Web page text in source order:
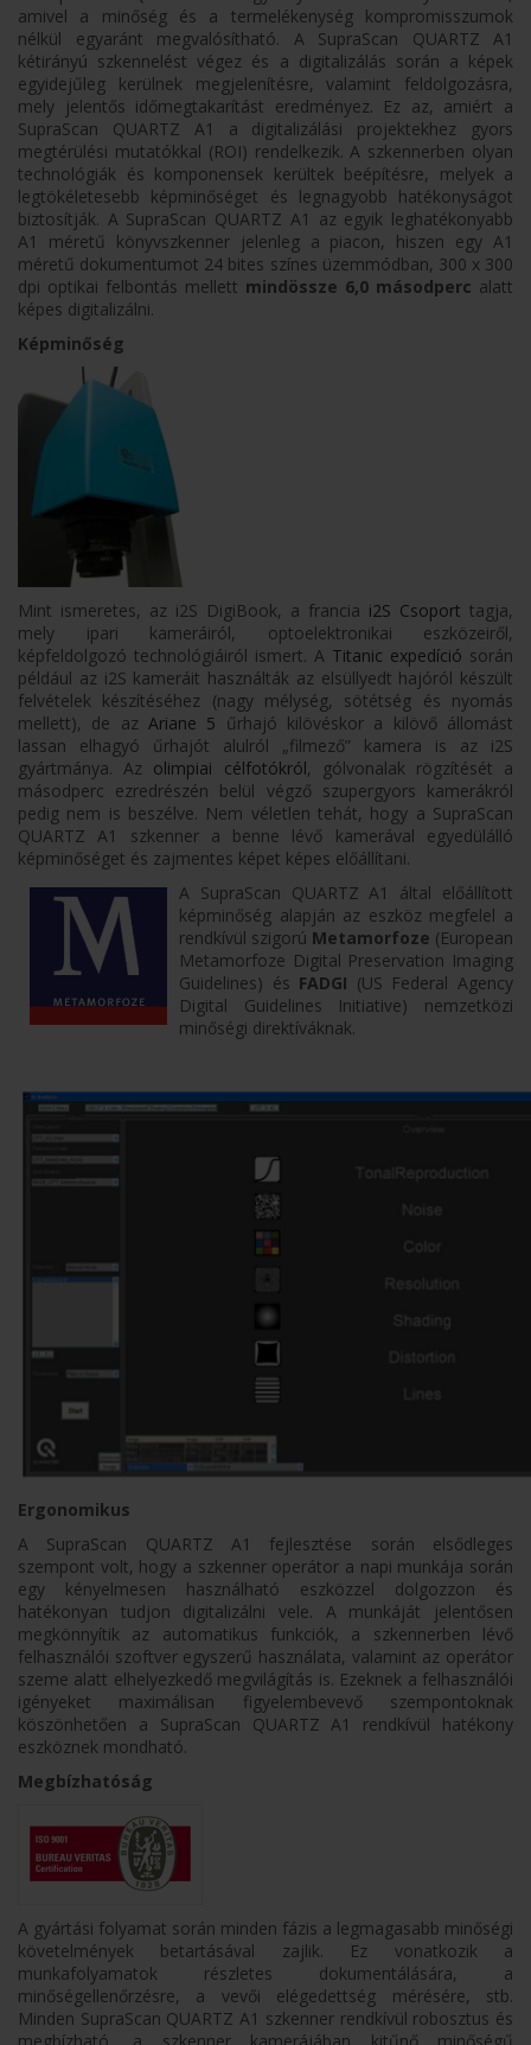
amivel a minőség és a termelékenység kompromisszumok
nélkül egyaránt megvalósítható. A SupraScan QUARTZ A1
kétirányú szkennelést végez és a digitalizálás során a képek
egyidejűleg kerülnek megjelenítésre, valamint feldolgozásra,
mely jelentős időmegtakarítást eredményez. Ez az, amiért a
SupraScan QUARTZ A1 a digitalizálási projektekhez gyors
megtérülési mutatókkal (ROI) rendelkezik. A szkennerben olyan
technológiák és komponensek kerültek beépítésre, melyek a
legtökéletesebb képminőséget és legnagyobb hatékonyságot
biztosítják. A SupraScan QUARTZ A1 az egyik leghatékonyabb
A1 méretű könyvszkenner jelenleg a piacon, hiszen egy A1
méretű dokumentumot 24 bites színes üzemmódban, 300 x 300
dpi optikai felbontás mellett mindössze 6,0 másodperc alatt
képes digitalizálni.
Képminőség
Mint ismeretes, az i2S DigiBook, a francia i2S Csoport tagja,
mely ipari kameráiról, optoelektronikai eszközeiről,
képfeldolgozó technológiáiról ismert. A Titanic expedíció során
például az i2S kameráit használták az elsüllyedt hajóról készült
felvételek készítéséhez (nagy mélység, sötétség és nyomás
mellett), de az Ariane 5 űrhajó kilövéskor a kilövő állomást
lassan elhagyó űrhajót alulról „filmező” kamera is az i2S
gyártmánya. Az olimpiai célfotókról, gólvonalak rögzítését a
másodperc ezredrészén belül végző szupergyors kamerákról
pedig nem is beszélve. Nem véletlen tehát, hogy a SupraScan
QUARTZ A1 szkenner a benne lévő kamerával egyedülálló
képminőséget és zajmentes képet képes előállítani.
A SupraScan QUARTZ A1 által előállított
képminőség alapján az eszköz megfelel a
rendkívül szigorú Metamorfoze (European
Metamorfoze Digital Preservation Imaging
Guidelines) és FADGI (US Federal Agency
Digital Guidelines Initiative) nemzetközi
minőségi direktíváknak.
Ergonomikus
A SupraScan QUARTZ A1 fejlesztése során elsődleges
szempont volt, hogy a szkenner operátor a napi munkája során
egy kényelmesen használható eszközzel dolgozzon és
hatékonyan tudjon digitalizálni vele. A munkáját jelentősen
megkönnyítik az automatikus funkciók, a szkennerben lévő
felhasználói szoftver egyszerű használata, valamint az operátor
szeme alatt elhelyezkedő megvilágítás is. Ezeknek a felhasználói
igényeket maximálisan figyelembevevő szempontoknak
köszönhetően a SupraScan QUARTZ A1 rendkívül hatékony
eszköznek mondható.
Megbízhatóság
A gyártási folyamat során minden fázis a legmagasabb minőségi
követelmények betartásával zajlik. Ez vonatkozik a
munkafolyamatok részletes dokumentálására, a
minőségellenőrzésre, a vevői elégedettség mérésére, stb.
Minden SupraScan QUARTZ A1 szkenner rendkívül robosztus és